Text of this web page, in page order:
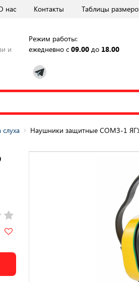
нас Контакты Таблицы
и
Режим работы:
ежедневно с 09.00 до 18.00
Наушники защитные СОМЗ-1